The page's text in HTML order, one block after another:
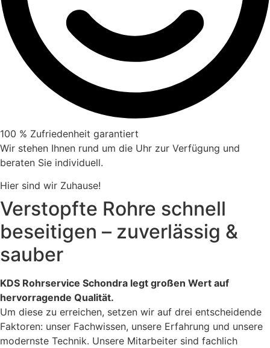
100 % Zufriedenheit garantiert
Wir stehen Ihnen rund um die Uhr zur Verfügung und
beraten Sie individuell.
Hier sind wir Zuhause!
Verstopfte Rohre schnell
beseitigen – zuverlässig &
sauber
KDS Rohrservice Schondra legt großen Wert auf
hervorragende Qualität.
Um diese zu erreichen, setzen wir auf drei entscheidende
Faktoren: unser Fachwissen, unsere Erfahrung und unsere
modernste Technik. Unsere Mitarbeiter sind fachlich